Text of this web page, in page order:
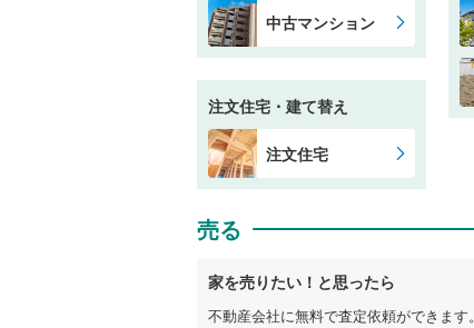
中古マンション
注文住宅・建て替え
注文住宅
売る
家を売りたい！と思ったら
不動産会社に無料で査定依頼ができます。